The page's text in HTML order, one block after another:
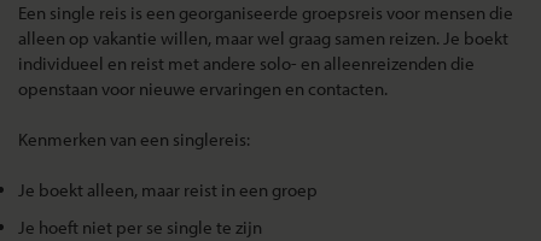
Een single reis is een georganiseerde groepsreis voor mensen die
alleen op vakantie willen, maar wel graag samen reizen. Je boekt
individueel en reist met andere solo- en alleenreizenden die
openstaan voor nieuwe ervaringen en contacten.
Kenmerken van een singlereis:
Je boekt alleen, maar reist in een groep
Je hoeft niet per se single te zijn